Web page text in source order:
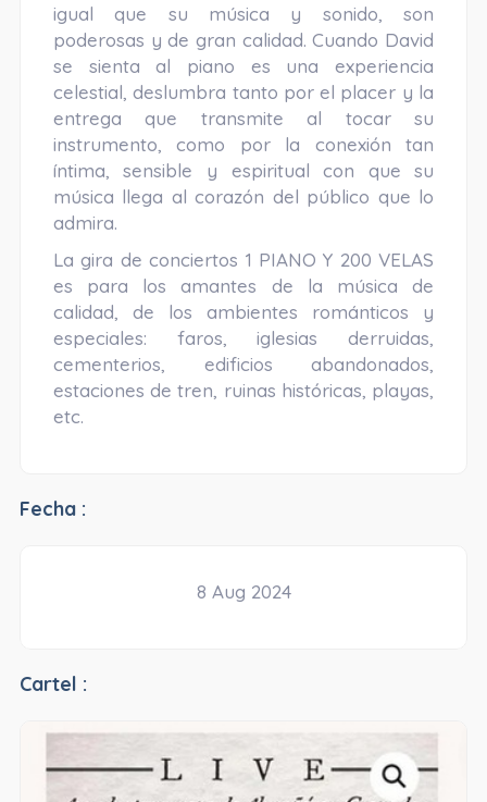
igual que su música y sonido, son
poderosas y de gran calidad. Cuando David
se sienta al piano es una experiencia
celestial, deslumbra tanto por el placer y la
entrega que transmite al tocar su
instrumento, como por la conexión tan
íntima, sensible y espiritual con que su
música llega al corazón del público que lo
admira.
La gira de conciertos 1 PIANO Y 200 VELAS
es para los amantes de la música de
calidad, de los ambientes románticos y
especiales: faros, iglesias derruidas,
cementerios, edificios abandonados,
estaciones de tren, ruinas históricas, playas,
etc.
Fecha :
8 Aug 2024
Cartel :